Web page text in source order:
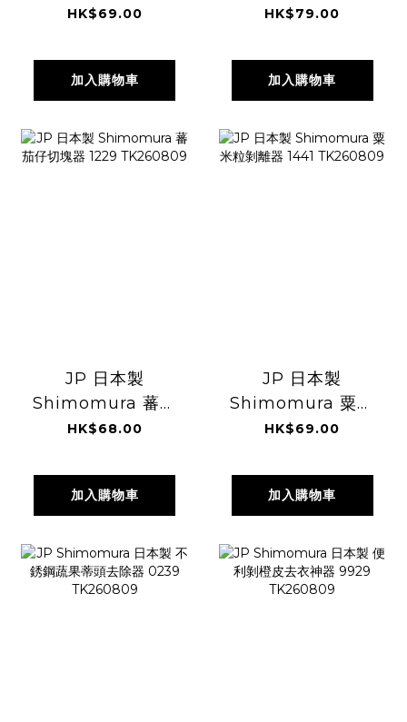
桃蕃茄薄皮刮皮器
HK$69.00
加入購物車
壓蒜神器 0246
HK$79.00
加入購物車
JP 日本製
Shimomura 蕃茄
仔切塊器 1229
HK$68.00
加入購物車
JP 日本製
Shimomura 粟米
粒剝離器 1441
HK$69.00
加入購物車